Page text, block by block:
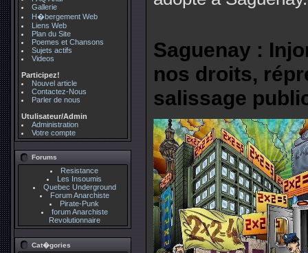
Gallerie
H�bergement Web
Liens Web
Plan du Site
Poemes et Chansons
Sujets actifs
Videos
Participez!
Nouvel article
Contactez-Nous
Parler de nous
Utulisateur/Admin
Administration
Votre compte
Forums
Resistance
Les Insoumis
Quebec Underground
Forum Anarchiste
Pirate-Punk
forum Anarchiste
Revolutionnaire
Cat�gories
Saguenay :
nos droits,
salissage